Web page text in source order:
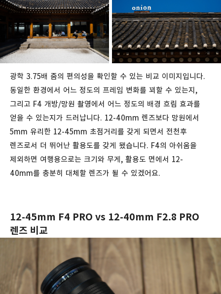
광학 3.75배 줌의 편의성을 확인할 수 있는 비교 이미지입니다.
동일한 환경에서 어느 정도의 프레임 변화를 꾀할 수 있는지,
그리고 F4 개방/망원 촬영에서 어느 정도의 배경 흐림 효과를
얻을 수 있는지가 드러납니다. 12-40mm 렌즈보다 망원에서
5mm 유리한 12-45mm 초점거리를 갖게 되면서 전천후
렌즈로서 더 뛰어난 활용도를 갖게 됐습니다. F4의 아쉬움을
제외하면 여행용으로는 크기와 무게, 활용도 면에서 12-
40mm를 충분히 대체할 렌즈가 될 수 있겠어요.
12-45mm F4 PRO vs 12-40mm F2.8 PRO
렌즈 비교